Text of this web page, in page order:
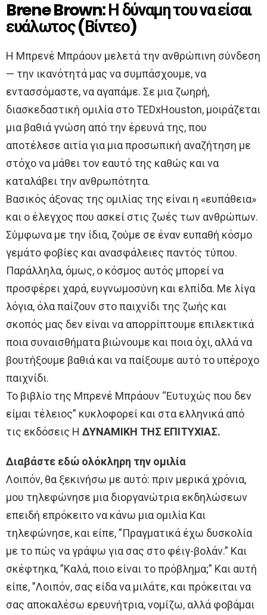
Brene Brown: Η δύναμη του να είσαι
ευάλωτος (Βίντεο)
Η Μπρενέ Μπράουν μελετά την ανθρώπινη σύνδεση
— την ικανότητά μας να συμπάσχουμε, να
εντασσόμαστε, να αγαπάμε. Σε μια ζωηρή,
διασκεδαστική ομιλία στο TEDxHouston, μοιράζεται
μια βαθιά γνώση από την έρευνά της, που
αποτέλεσε αιτία για μια προσωπική αναζήτηση με
στόχο να μάθει τον εαυτό της καθώς και να
καταλάβει την ανθρωπότητα.
Βασικός άξονας της ομιλίας της είναι η «ευπάθεια»
και ο έλεγχος που ασκεί στις ζωές των ανθρώπων.
Σύμφωνα με την ίδια, ζούμε σε έναν ευπαθή κόσμο
γεμάτο φοβίες και ανασφάλειες παντός τύπου.
Παράλληλα, όμως, ο κόσμος αυτός μπορεί να
προσφέρει χαρά, ευγνωμοσύνη και ελπίδα. Με λίγα
λόγια, όλα παίζουν στο παιχνίδι της ζωής και
σκοπός μας δεν είναι να απορρίπτουμε επιλεκτικά
ποια συναισθήματα βιώνουμε και ποια όχι, αλλά να
βουτήξουμε βαθιά και να παίξουμε αυτό το υπέροχο
παιχνίδι.
Το βιβλίο της Μπρενέ Μπράουν “Ευτυχώς που δεν
είμαι τέλειος” κυκλοφορεί και στα ελληνικά από
τις εκδόσεις Η ΔΥΝΑΜΙΚΗ ΤΗΣ ΕΠΙΤΥΧΙΑΣ.
Διαβάστε εδώ ολόκληρη την ομιλία
Λοιπόν, θα ξεκινήσω με αυτό: πριν μερικά χρόνια,
μου τηλεφώνησε μια διοργανώτρια εκδηλώσεων
επειδή επρόκειτο να κάνω μια ομιλία Και
τηλεφώνησε, και είπε, ”Πραγματικά έχω δυσκολία
με το πώς να γράψω για σας στο φέιγ-βολάν.” Και
σκέφτηκα, ”Καλά, ποιο είναι το πρόβλημα;” Και αυτή
είπε, ”Λοιπόν, σας είδα να μιλάτε, και πρόκειται να
σας αποκαλέσω ερευνήτρια, νομίζω, αλλά φοβάμαι